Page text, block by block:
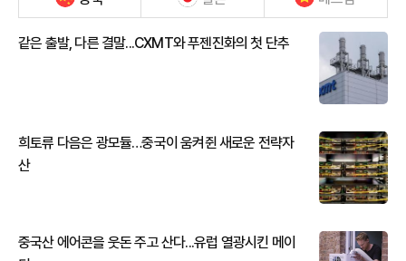
같은 출발, 다른 결말...CXMT와 푸젠진화의 첫 단추
희토류 다음은 광모듈…중국이 움켜쥔 새로운 전략자
산
중국산 에어콘을 웃돈 주고 산다...유럽 열광시킨 메이